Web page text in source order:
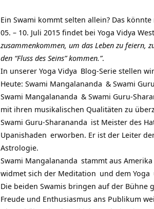
Ein Swami kommt selten allein? Das
05. – 10. Juli 2015 findet bei Yoga Vidya
zusammenkommen, um das Leben zu feiern,
den “Fluss des Seins” kommen.”.
In unserer Yoga Vidya Blog-Serie stellen
Heute: Swami Mangalananda & Swami
Swami Mangalananda & Swami Guru-
mit ihren musikalischen Qualitäten zu
Swami Guru-Sharananda ist Meister des
Upanishaden erworben. Er ist der Leiter
Astrologie.
Swami Mangalananda stammt aus
widmet sich der Meditation und dem Yoga
Die beiden Swamis bringen auf der
Freude und Enthusiasmus ans Publikum